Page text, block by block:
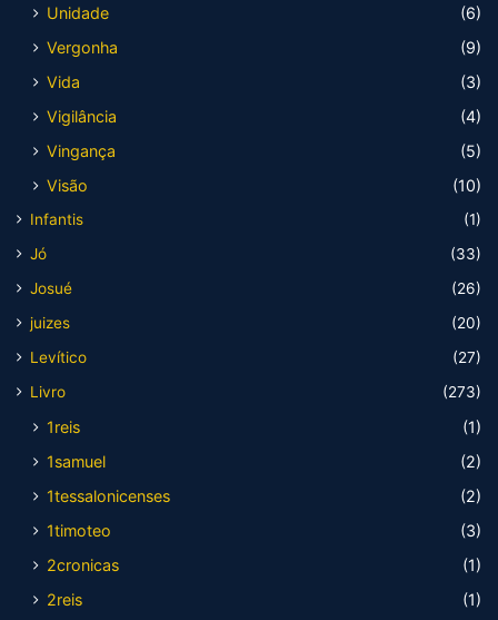
Unidade
(6)
Vergonha
(9)
Vida
(3)
Vigilância
(4)
Vingança
(5)
Visão
(10)
Infantis
(1)
Jó
(33)
Josué
(26)
juizes
(20)
Levítico
(27)
Livro
(273)
1reis
(1)
1samuel
(2)
1tessalonicenses
(2)
1timoteo
(3)
2cronicas
(1)
2reis
(1)